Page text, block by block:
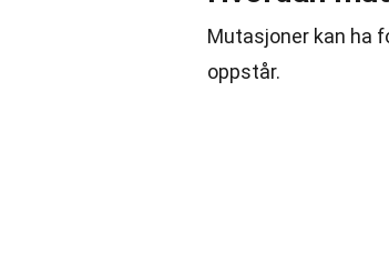
Mutasjoner kan ha
oppstår.